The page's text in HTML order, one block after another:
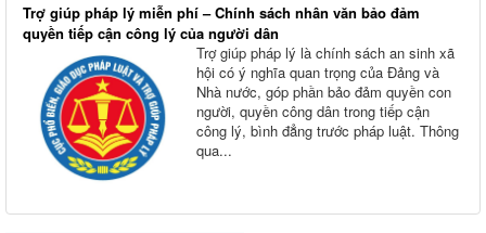
Trợ giúp pháp lý miễn phí – Chính sách nhân văn bảo đảm
quyền tiếp cận công lý của người dân
Trợ giúp pháp lý là chính sách an sinh xã
hội có ý nghĩa quan trọng của Đảng và
Nhà nước, góp phần bảo đảm quyền con
người, quyền công dân trong tiếp cận
công lý, bình đẳng trước pháp luật. Thông
qua...